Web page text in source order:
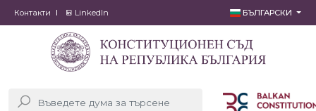
Контакти LinkedIn БЪЛГАРСКИ